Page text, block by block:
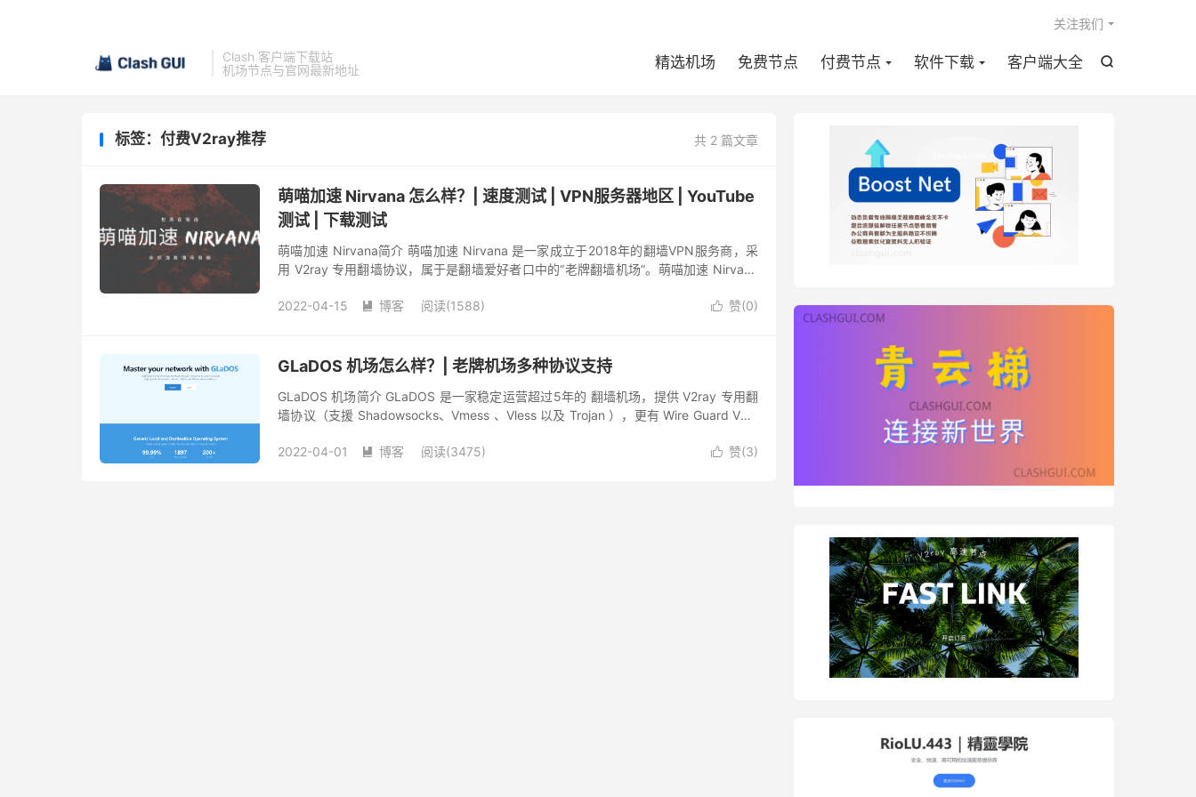
Clash 客户端下载站
机场节点与官网最新地址

精选机场 免费节点 付费节点 软件下载 客户端大全
关注我们
共 2 篇文章
标签：付费V2ray推荐
萌喵加速 Nirvana 怎么样？| 速度测试 | VPN服务器地区 | YouTube
测试 | 下载测试
萌喵加速 Nirvana简介 萌喵加速 Nirvana 是一家成立于2018年的翻墙VPN服务商，采
用 V2ray 专用翻墙协议，属于是翻墙爱好者口中的“老牌翻墙机场”。萌喵加速 Nirvana
 赞(0)
2022-04-15  博客 阅读(1588)
GLaDOS 机场怎么样？| 老牌机场多种协议支持
GLaDOS 机场简介 GLaDOS 是一家稳定运营超过5年的 翻墙机场，提供 V2ray 专用翻
墙协议（支援 Shadowsocks、Vmess 、Vless 以及 Trojan ），更有 Wire Guard VPN
 赞(3)
2022-04-01  博客 阅读(3475)